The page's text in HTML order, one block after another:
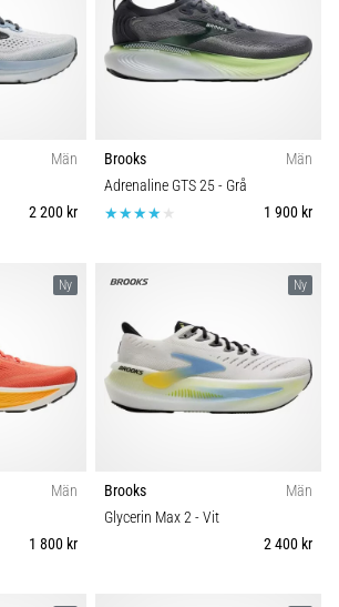
Män
2 200 kr
Brooks
Män
Adrenaline GTS 25- Grå
1 900 kr
Ny
Män
1 800 kr
Ny
Brooks
Män
Glycerin Max 2- Vit
2 400 kr